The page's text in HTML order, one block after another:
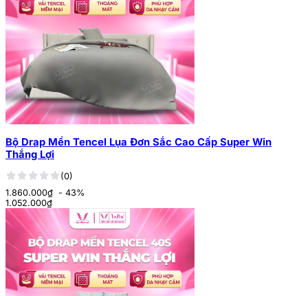
Bộ Drap Mền Tencel Lụa Đơn Sắc Cao Cấp Super Win
Thắng Lợi
(0)
1.860.000₫ - 43%
1.052.000₫